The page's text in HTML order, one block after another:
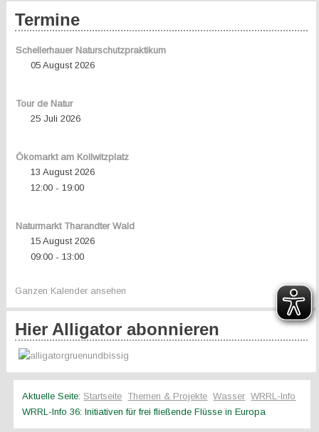
Termine
Schellerhauer Naturschutzpraktikum
05 August 2026
Tour de Natur
25 Juli 2026
Ökomarkt am Kollwitzplatz
13 August 2026
12:00- 19:00
Naturmarkt Tharandter Wald
15 August 2026
09:00- 13:00
Ganzen Kalender ansehen
Hier Alligator abonnieren
Aktuelle Seite:Startseite Themen & Projekte Wasser WRRL-Info
WRRL-Info 36: Initiativen für frei fließende Flüsse in Europa